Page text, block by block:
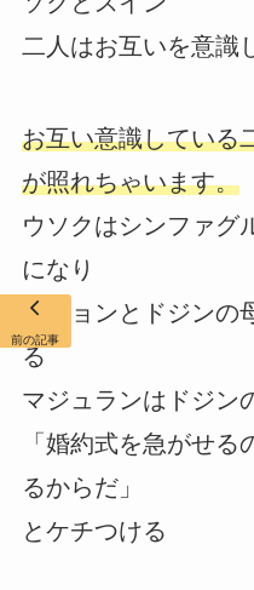
二人はお互いを意識
お互い意識している
が照れちゃいます。
ウソクはシンファグ
になり
ボギョンとドジンの
る
マジュランはドジン
「婚約式を急がせ
るからだ」
とケチつける
前の記事